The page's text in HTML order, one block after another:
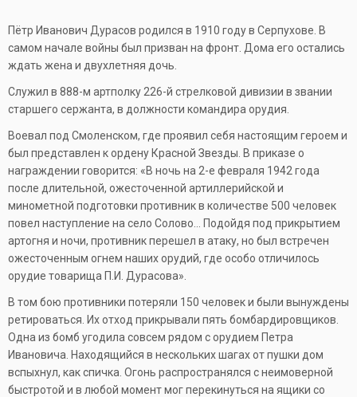
Пётр Иванович Дурасов родился в 1910 году в Серпухове. В
самом начале войны был призван на фронт. Дома его остались
ждать жена и двухлетняя дочь.
Служил в 888-м артполку 226-й стрелковой дивизии в звании
старшего сержанта, в должности командира орудия.
Воевал под Смоленском, где проявил себя настоящим героем и
был представлен к ордену Красной Звезды. В приказе о
награждении говорится: «В ночь на 2-е февраля 1942 года
после длительной, ожесточенной артиллерийской и
минометной подготовки противник в количестве 500 человек
повел наступление на село Солово… Подойдя под прикрытием
артогня и ночи, противник перешел в атаку, но был встречен
ожесточенным огнем наших орудий, где особо отличилось
орудие товарища П.И. Дурасова».
В том бою противники потеряли 150 человек и были вынуждены
ретироваться. Их отход прикрывали пять бомбардировщиков.
Одна из бомб угодила совсем рядом с орудием Петра
Ивановича. Находящийся в нескольких шагах от пушки дом
вспыхнул, как спичка. Огонь распространялся с неимоверной
быстротой и в любой момент мог перекинуться на ящики со